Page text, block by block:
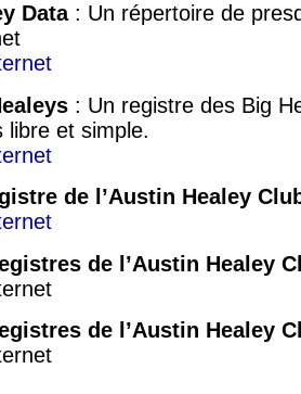
Data: Un répertoire de
: Un registre des Big
libre et simple.
de l’Austin Healey
de l’Austin Healey
de l’Austin Healey